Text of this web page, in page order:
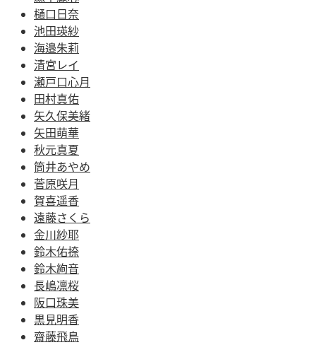
樋口日奈
池田瑛紗
海邉朱莉
清宮レイ
瀬戸口心月
田村真佑
矢久保美緒
矢田萌華
秋元真夏
筒井あやめ
菅原咲月
賀喜遥香
遠藤さくら
金川紗耶
鈴木佑捺
鈴木絢音
長嶋凛桜
阪口珠美
黒見明香
齋藤飛鳥